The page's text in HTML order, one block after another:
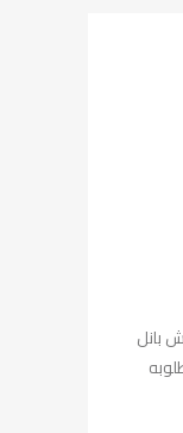
بانل